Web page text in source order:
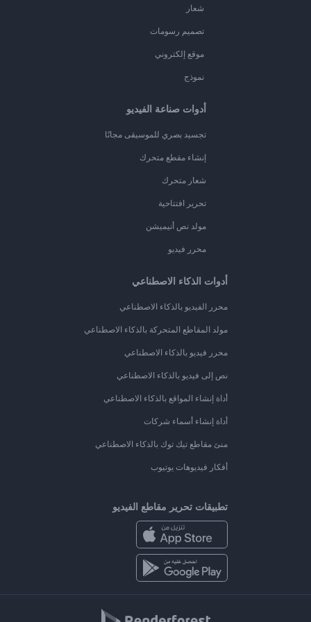
شعار
تصميم رسومات
موقع إلكتروني
نموذج
أدوات صناعة الفيديو
تجسيد بصري للموسيقى مجانًا
إنشاء مقطع متحرك
شعار متحرك
تحرير افتتاحية
مولد نص أنيميشن
محرر فيديو
أدوات الذكاء الاصطناعي
محرر الفيديو بالذكاء الاصطناعي
مولد المقاطع المتحركة بالذكاء الاصطناعي
محرر فيديو بالذكاء الاصطناعي
نص إلى فيديو بالذكاء الاصطناعي
أداة إنشاء المواقع بالذكاء الاصطناعي
أداة إنشاء أسماء شركات
منئ مقاطع تيك توك بالذكاء الاصطناعي
أفكار فيديوهات يوتيوب
تطبيقات تحرير مقاطع الفيديو